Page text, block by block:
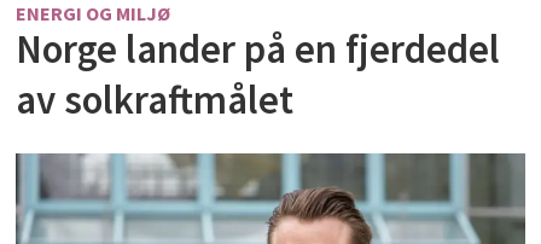
ENERGI OG MILJØ
Norge lander på en fjerdedel
av solkraftmålet